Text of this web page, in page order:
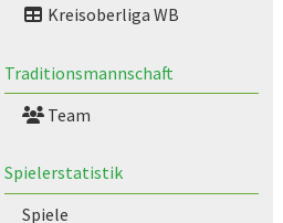
Kreisoberliga WB
Traditionsmannschaft
Team
Spielerstatistik
Spiele